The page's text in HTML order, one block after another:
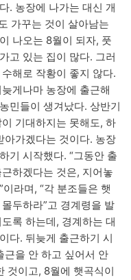
. 농장에 나가는 대신 개
가꾸는 것이 살아남는
나오는 8월이 되자, 풋
고 있는 집이 많다. 그러
해로 작황이 좋지 않다.
게나마 농장에 출근해
민들이 생겨났다. 상반기
기대하지는 못해도, 하
아가겠다는 것이다. 농장
기 시작했다. “그동안 출
하겠다는 것은, 지어놓
라며, “각 분조들은 햇
두하라”고 경계령을 발
록 하는데, 경계하는 대
다. 뒤늦게 출근하기 시
근을 안 하고 싶어서 안
것이고, 8월에 햇곡식이